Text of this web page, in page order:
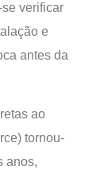
verificar
e
antes da
ao
tornou-
anos,